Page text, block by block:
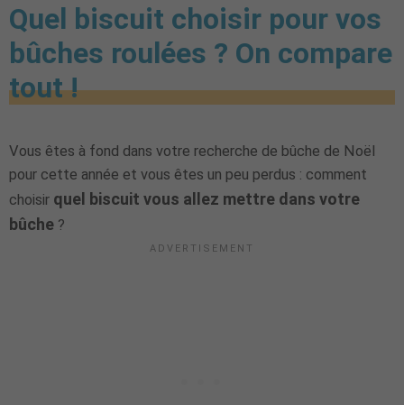
Quel biscuit choisir pour vos
bûches roulées ? On compare
tout !
Vous êtes à fond dans votre recherche de bûche de Noël
pour cette année et vous êtes un peu perdus : comment
choisir quel biscuit vous allez mettre dans votre
bûche ?